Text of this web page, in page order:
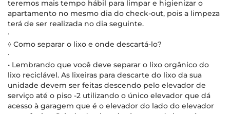
teremos mais tempo hábil para limpar e higienizar o
apartamento no mesmo dia do check-out, pois a limpeza
terá de ser realizada no dia seguinte.
∙
◊ Como separar o lixo e onde descartá-lo?
∙
• Lembrando que você deve separar o lixo orgânico do
lixo reciclável. As lixeiras para descarte do lixo da sua
unidade devem ser feitas descendo pelo elevador de
serviço até o piso -2 utilizando o único elevador que dá
acesso à garagem que é o elevador do lado do elevador